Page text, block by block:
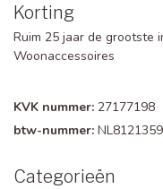
Korting
Ruim 25 jaar de grootste
Woonaccessoires
KVK nummer: 27177198
btw-nummer:
Categorieën